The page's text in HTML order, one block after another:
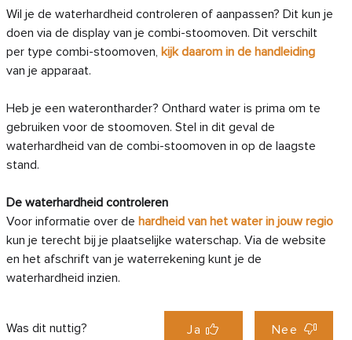
Wil je de waterhardheid controleren of aanpassen? Dit kun je
doen via de display van je combi-stoomoven. Dit verschilt
per type combi-stoomoven, kijk daarom in de handleiding
van je apparaat.
Heb je een waterontharder? Onthard water is prima om te
gebruiken voor de stoomoven. Stel in dit geval de
waterhardheid van de combi-stoomoven in op de laagste
stand.
De waterhardheid controleren
Voor informatie over de hardheid van het water in jouw regio
kun je terecht bij je plaatselijke waterschap. Via de website
en het afschrift van je waterrekening kunt je de
waterhardheid inzien.
Was dit nuttig? Ja Nee